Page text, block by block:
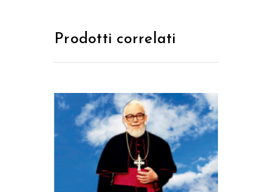
Prodotti correlati